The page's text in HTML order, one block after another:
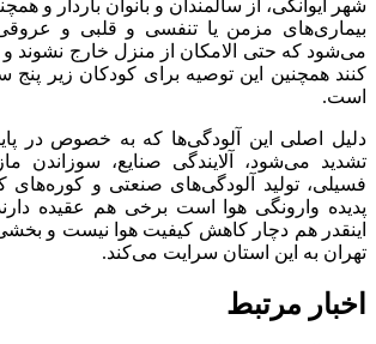
شهر ایوانکی، از سالمندان و بانوان باردار و
بیماری‌های مزمن یا تنفسی و قلبی و
می‌شود که حتی
الامکان از منزل خارج نشوند
کنند همچنین این توصیه برای کودکان زیر
است.
دلیل اصلی این آلودگی‌ها که به خصوص در
تشدید می‌شود، آلایندگی صنایع،
فسیلی، تولید آلودگی‌های صنعتی و کوره‌های
پدیده وارونگی هوا است برخی هم عقیده
اینقدر هم دچار کاهش کیفیت هوا نیست و بخشی
تهران به این استان سرایت می‌کند.
اخبار مرتبط